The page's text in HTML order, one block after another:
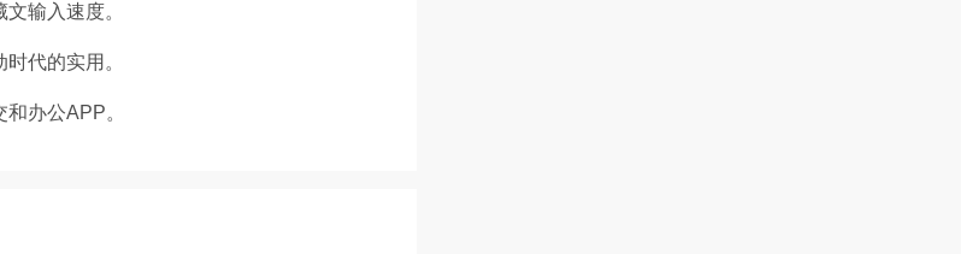
输入速度。
代的实用。
办公APP。